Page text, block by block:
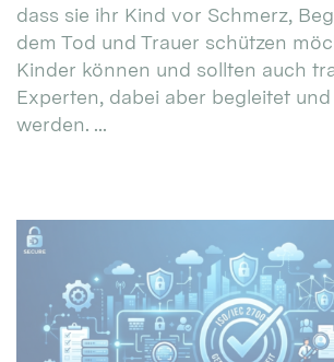
dass sie ihr Kind vor Schmerz,
dem Tod und Trauer schützen
Kinder können und sollten auch
Experten, dabei aber begleitet
werden. ...